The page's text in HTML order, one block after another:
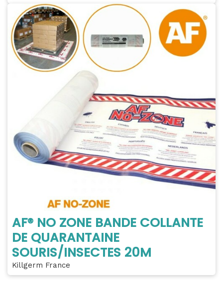
AF® NO ZONE BANDE COLLANTE
DE QUARANTAINE
SOURIS/INSECTES 20M
Killgerm France